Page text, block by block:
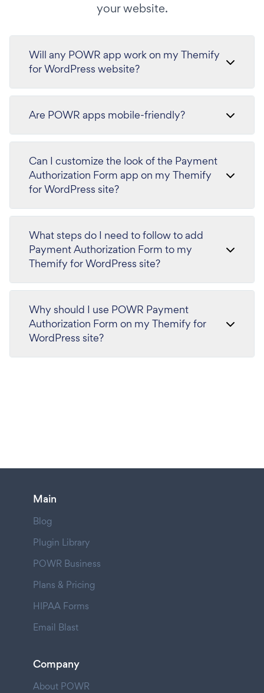
your website.
Will any POWR app work on my Themify
for WordPress website?
Are POWR apps mobile-friendly?
Can I customize the look of the Payment
Authorization Form app on my Themify
for WordPress site?
What steps do I need to follow to add
Payment Authorization Form to my
Themify for WordPress site?
Why should I use POWR Payment
Authorization Form on my Themify for
WordPress site?
Main
Blog
Plugin Library
POWR Business
Plans & Pricing
HIPAA Forms
Email Blast
Company
About POWR